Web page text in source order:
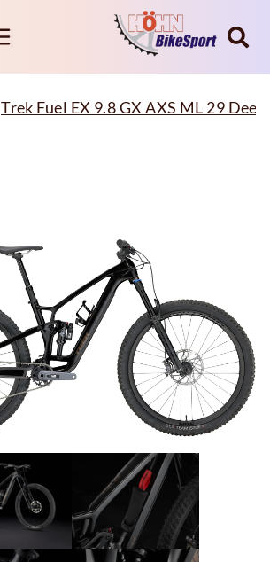
Trek Fuel EX 9.8 GX AXS ML 29